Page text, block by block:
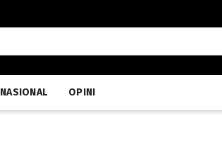
NASIONAL OPINI